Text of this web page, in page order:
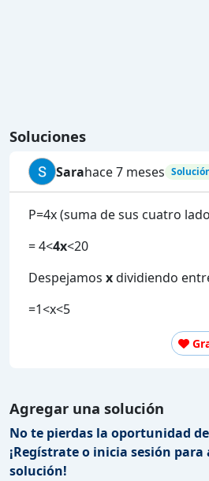
Soluciones
Sarahace 7 meses
P=4x (suma de sus cuatro
= 4<4x<20
Despejamos xdividiendo
=1<x<5
Agregar una solución
No te pierdas la oportunidad
¡Regístrate o inicia sesión
solución!